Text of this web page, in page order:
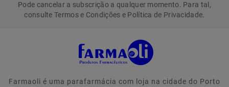
Pode cancelar a subscrição a qualquer momento. Para tal,
consulte Termos e Condições e Política de Privacidade.
Farmaoli é uma parafarmácia com loja na cidade do Porto